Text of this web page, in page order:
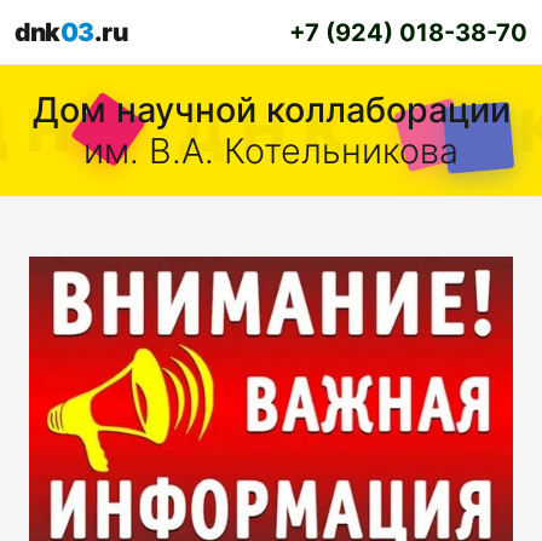
dnk03.ru +7 (924) 018-38-70
Дом научной коллаборации
им. В.А. Котельникова